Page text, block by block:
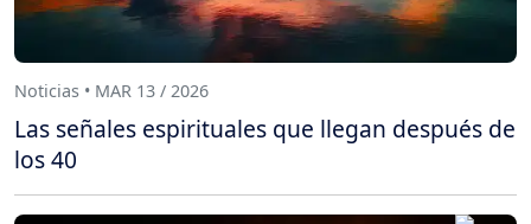
Noticias • MAR 13 / 2026
Las señales espirituales que llegan después de
los 40